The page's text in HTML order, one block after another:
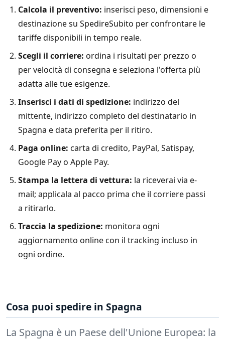
Calcola il preventivo: inserisci peso, dimensioni e
destinazione su SpedireSubito per confrontare le
tariffe disponibili in tempo reale.
Scegli il corriere: ordina i risultati per prezzo o
per velocità di consegna e seleziona l'offerta più
adatta alle tue esigenze.
Inserisci i dati di spedizione: indirizzo del
mittente, indirizzo completo del destinatario in
Spagna e data preferita per il ritiro.
Paga online: carta di credito, PayPal, Satispay,
Google Pay o Apple Pay.
Stampa la lettera di vettura: la riceverai via e-
mail; applicala al pacco prima che il corriere passi
a ritirarlo.
Traccia la spedizione: monitora ogni
aggiornamento online con il tracking incluso in
ogni ordine.
Cosa puoi spedire in Spagna
La Spagna è un Paese dell'Unione Europea: la